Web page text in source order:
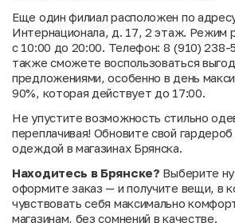
Еще один филиал расположен по
Интернационала, д. 17, 2 этаж. Режим
с 10:00 до 20:00. Телефон: 8 (910) 238-
также сможете воспользоваться
предложениями, особенно в день
90%, которая действует до 17:00.
Не упустите возможность стильно
переплачивая! Обновите свой
одеждой в магазинах Брянска.
Находитесь в Брянске? Выберите
оформите заказ — и получите вещи, в
чувствовать себя максимально
магазинам, без сомнений в качестве.